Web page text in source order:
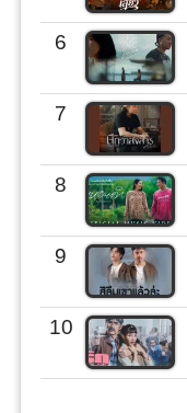
6
7
8
9
10